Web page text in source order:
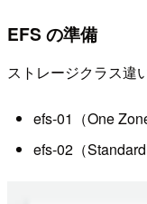
EFS の準備
ストレージクラス違
efs-01（One
efs-02（Standard